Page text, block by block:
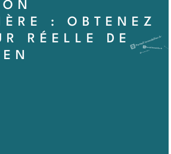
: OBTENEZ
RÉELLE DE